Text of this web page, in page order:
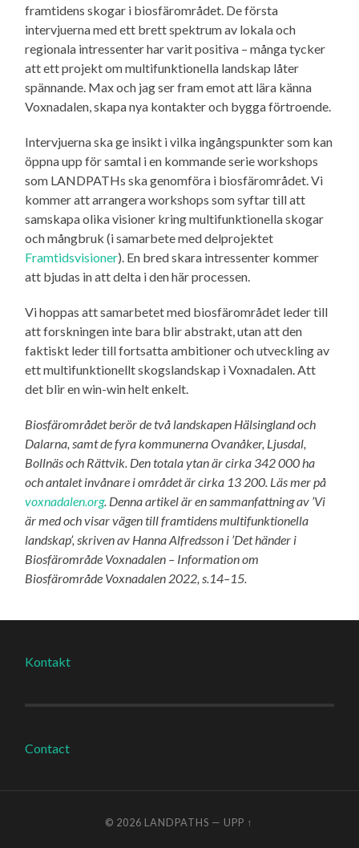
framtidens skogar i biosfärområdet. De första
intervjuerna med ett brett spektrum av lokala och
regionala intressenter har varit positiva – många tycker
att ett projekt om multifunktionella landskap låter
spännande. Max och jag ser fram emot att lära känna
Voxnadalen, skapa nya kontakter och bygga förtroende.
Intervjuerna ska ge insikt i vilka ingångspunkter som kan
öppna upp för samtal i en kommande serie workshops
som LANDPATHs ska genomföra i biosfärområdet. Vi
kommer att arrangera workshops som syftar till att
samskapa olika visioner kring multifunktionella skogar
och mångbruk (i samarbete med delprojektet
Framtidsvisioner). En bred skara intressenter kommer
att bjudas in att delta i den här processen.
Vi hoppas att samarbetet med biosfärområdet leder till
att forskningen inte bara blir abstrakt, utan att den
faktiskt leder till fortsatta ambitioner och utveckling av
ett multifunktionellt skogslandskap i Voxnadalen. Att
det blir en win-win helt enkelt.
Biosfärområdet berör de två landskapen Hälsingland och
Dalarna, samt de fyra kommunerna Ovanåker, Ljusdal,
Bollnäs och Rättvik. Den totala ytan är cirka 342 000 ha
och antalet invånare i området är cirka 13 200. Läs mer på
voxnadalen.org. Denna artikel är en sammanfattning av ’Vi
är med och visar vägen till framtidens multifunktionella
landskap’, skriven av Hanna Alfredsson i ’Det händer i
Biosfärområde Voxnadalen – Information om
Biosfärområde Voxnadalen 2022, s.14–15.
Kontakt
Contact
© 2026 LANDPATHS — UPP ↑